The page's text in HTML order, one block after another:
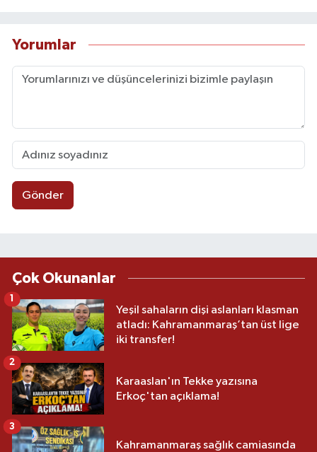
Yorumlar
Gönder
Çok Okunanlar
Yeşil sahaların dişi aslanları klasman
atladı: Kahramanmaraş’tan üst lige
iki transfer!
1
Karaaslan'ın Tekke yazısına
Erkoç'tan açıklama!
2
Kahramanmaraş sağlık camiasında
3